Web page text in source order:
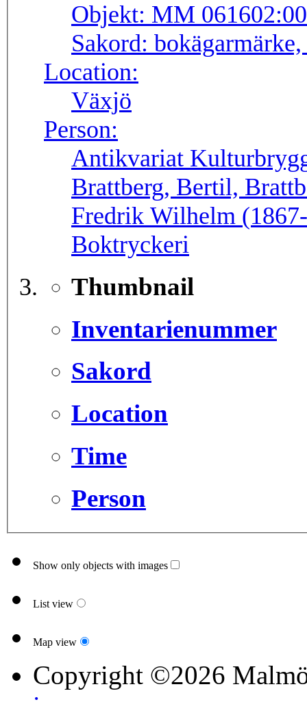
Objekt: MM
Sakord:
Location:
Växjö
Person:
Antikvariat
Brattberg, Bertil,
Fredrik Wilhelm
Boktryckeri
Thumbnail
Inventarienummer
Sakord
Location
Time
Person
Show only objects with images
List view
Map view
Copyright ©2026